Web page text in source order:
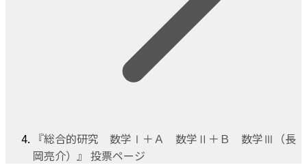
『総合的研究 数学Ⅰ＋Ａ 数学Ⅱ＋Ｂ 数学Ⅲ（長
岡亮介）』 投票ページ